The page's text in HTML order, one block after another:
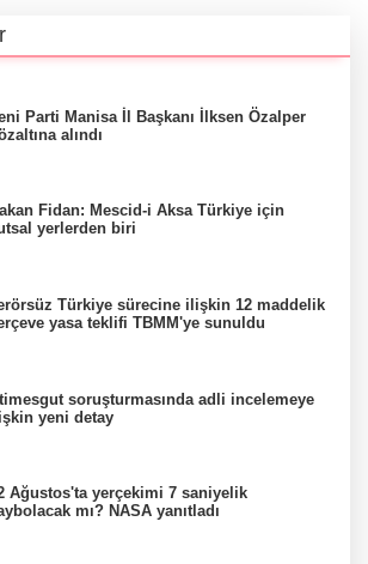
Parti Manisa İl Başkanı İlksen Özalper
alındı
Fidan: Mescid-i Aksa Türkiye için
yerlerden biri
Türkiye sürecine ilişkin 12 maddelik
yasa teklifi TBMM'ye sunuldu
soruşturmasında adli incelemeye
yeni detay
Ağustos'ta yerçekimi 7 saniyelik
mı? NASA yanıtladı